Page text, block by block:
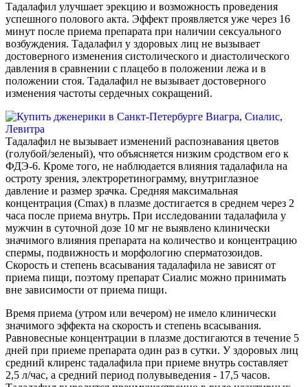
Тадалафил улучшает эрекцию и возможность проведения
успешного полового акта. Эффект проявляется уже через 16
минут после приема препарата при наличии сексуального
возбуждения. Тадалафил у здоровых лиц не вызывает
достоверного изменения систолического и диастолического
давления в сравнении с плацебо в положении лежа и в
положении стоя. Тадалафил не вызывает достоверного
изменения частоты сердечных сокращений.
Тадалафил не вызывает изменений распознавания цветов
(голубой/зеленый), что объясняется низким сродством его к
ФДЭ-6. Кроме того, не наблюдается влияния тадалафила на
остроту зрения, электроретинограмму, внутриглазное
давление и размер зрачка. Средняя максимальная
концентрация (Сmax) в плазме достигается в среднем через 2
часа после приема внутрь. При исследовании тадалафила у
мужчин в суточной дозе 10 мг не выявлено клинически
значимого влияния препарата на количество и концентрацию
спермы, подвижность и морфологию сперматозоидов.
Скорость и степень всасывания тадалафила не зависят от
приема пищи, поэтому препарат Сиалис можно принимать
вне зависимости от приема пищи.
Время приема (утром или вечером) не имело клинически
значимого эффекта на скорость и степень всасывания.
Равновесные концентрации в плазме достигаются в течение 5
дней при приеме препарата один раз в сутки. У здоровых лиц
средний клиренс тадалафила при приеме внутрь составляет
2,5 л/час, а средний период полувыведения - 17,5 часов.